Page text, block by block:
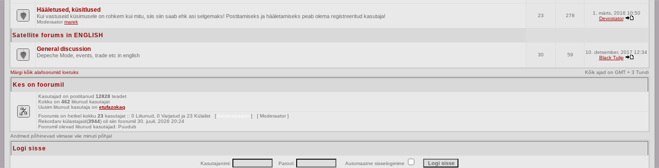
Hääletused, küsitlused
Kui vastuseid küsimusele on rohkem kui mitu, siis siin saab ehk asi selgemaks! Postitamiseks ja hääletamiseks peab olema registreeritud kasutaja!
Moderaator marek
23 278
1. märts, 2016 10:50
Devostator
Satellite forums in ENGLISH
General discussion
Depeche Mode, events, trade etc in english 30 59
10. detsember, 2017 12:34
Black Tulip
Märgi kõik alafoorumid loetuks Kõik ajad on GMT + 3 Tundi
Kes on foorumil
Kasutajad on postitanud 12828 teadet
Kokku on 462 liitunud kasutajat
Uusim liitunud kasutaja on etufazokaq
Foorumis on hetkel kokku 23 kasutajat :: 0 Liitunud, 0 Varjatud ja 23 Külalist [ ] [ Moderaator ]
Rekordarv külastajaid(3944) oli siin foorumil 30. juuli, 2026 20:24
Foorumil olevad liitunud kasutajad: Puudub
Andmed põhinevad viimase viie minuti põhjal
Logi sisse
Kasutajanimi: Parool: Automaatne sisselogimine